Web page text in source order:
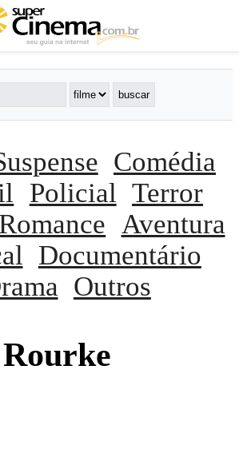
Comédia
Policial Terror
Romance Aventura
Documentário
Outros